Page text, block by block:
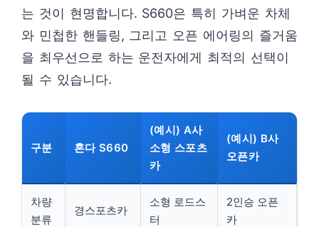
는 것이 현명합니다. S660은 특히 가벼운 차체
와 민첩한 핸들링, 그리고 오픈 에어링의 즐거움
을 최우선으로 하는 운전자에게 최적의 선택이
될 수 있습니다.
구분 혼다 S660
(예시) A사
소형 스포츠
카
(예시) B사
오픈카
차량
분류
경스포츠카
소형 로드스
터
2인승 오픈
카